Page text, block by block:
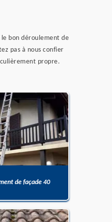
le bon déroulement de
pas à nous confier
propre.
de façade 40